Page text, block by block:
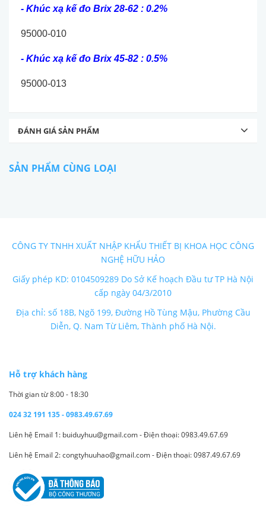
- Khúc xạ kế đo Brix 28-62 : 0.2%
95000-010
- Khúc xạ kế đo Brix 45-82 : 0.5%
95000-013
ĐÁNH GIÁ SẢN PHẨM
SẢN PHẨM CÙNG LOẠI
CÔNG TY TNHH XUẤT NHẬP KHẨU THIẾT BỊ KHOA HỌC CÔNG
NGHỆ HỮU HẢO
Giấy phép KD: 0104509289 Do Sở Kế hoạch Đầu tư TP Hà Nội
cấp ngày 04/3/2010
Địa chỉ: số 18B, Ngõ 199, Đường Hồ Tùng Mậu, Phường Cầu
Diễn, Q. Nam Từ Liêm, Thành phố Hà Nội.
Hỗ trợ khách hàng
Thời gian từ 8:00 - 18:30
024 32 191 135 - 0983.49.67.69
Liên hệ Email 1: buiduyhuu@gmail.com - Điện thoại: 0983.49.67.69
Liên hệ Email 2: congtyhuuhao@gmail.com - Điện thoại: 0987.49.67.69